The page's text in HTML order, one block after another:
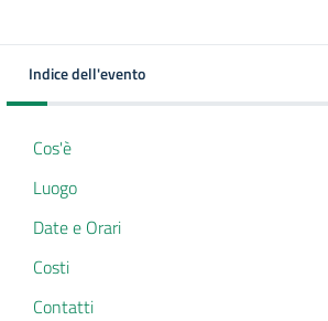
Indice dell'evento
Cos'è
Luogo
Date e Orari
Costi
Contatti